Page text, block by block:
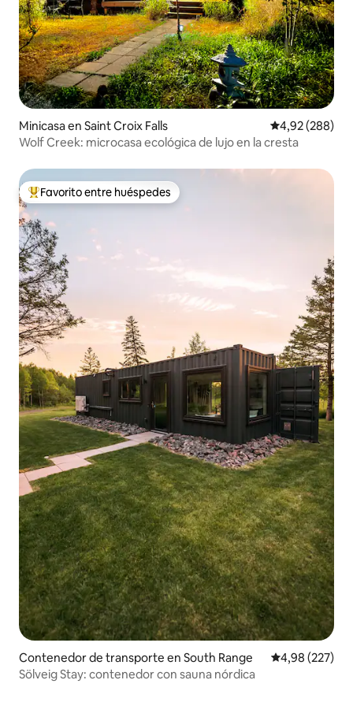
Minicasa en Saint Croix Falls Calificación
4,92 (288)
Wolf Creek: microcasa ecológica de lujo en la cresta
Favorito entre los huéspedes más destacados
Favorito entre huéspedes
Contenedor de transporte en South Range Calificación
4,98 (227)
Sölveig Stay: contenedor con sauna nórdica